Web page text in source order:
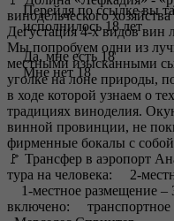
винодельческого
Дегустация 4-х видов вин
Мы попробуем одни из
местными изысканными
уголке на лоне природы,
в ходе которой узнаем о
традициях виноделия.
винной провинции, не
фирменные бокалы с
🚩 Трансфер в аэропорт
тура на человека: 2-
1-местное размещение –
включено: транспортное
Перейдя по ссылке вы
исполнилось 18 лет
Да, мне есть 18
Мне нет 18